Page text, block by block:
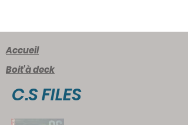
Accueil
Boit'à deck
C.S FILES